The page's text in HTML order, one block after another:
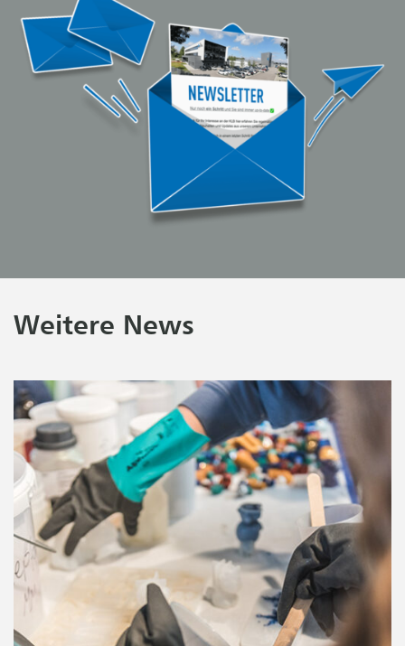
Weitere News